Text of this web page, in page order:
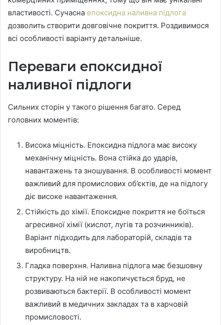
властивості. Сучасна епоксидна наливна підлога
дозволить створити довговічне покриття. Роздивимося
всі особливості варіанту детальніше.
Переваги епоксидної
наливної підлоги
Сильних сторін у такого рішення багато. Серед
головних моментів:
Висока міцність. Епоксидна підлога має високу
механічну міцність. Вона стійка до ударів,
навантажень та зношування. В особливості момент
важливий для промислових об’єктів, де на підлогу
діє високе навантаження.
Стійкість до хімії. Епоксидне покриття не боїться
агресивної хімії (кислот, лугів та розчинників).
Варіант підходить для лабораторій, складів та
виробництв.
Гладка поверхня. Наливна підлога має безшовну
структуру. На ній не накопичується бруд, не
розвиваються бактерії. В особливості момент
важливий в медичних закладах та в харчовій
промисловості.